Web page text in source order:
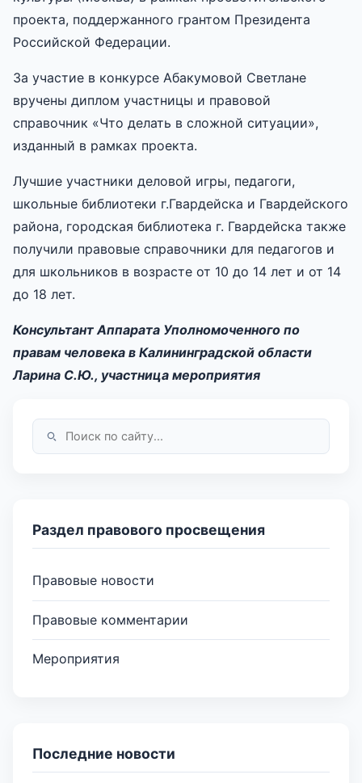
проекта, поддержанного грантом Президента
Российской Федерации.
За участие в конкурсе Абакумовой Светлане
вручены диплом участницы и правовой
справочник «Что делать в сложной ситуации»,
изданный в рамках проекта.
Лучшие участники деловой игры, педагоги,
школьные библиотеки г.Гвардейска и Гвардейского
района, городская библиотека г. Гвардейска также
получили правовые справочники для педагогов и
для школьников в возрасте от 10 до 14 лет и от 14
до 18 лет.
Консультант Аппарата Уполномоченного по
правам человека в Калининградской области
Ларина С.Ю., участница мероприятия
Раздел правового просвещения
Правовые новости
Правовые комментарии
Мероприятия
Последние новости